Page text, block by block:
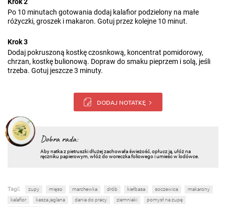
Po 10 minutach gotowania dodaj kalafior podzielony na małe
różyczki, groszek i makaron. Gotuj przez kolejne 10 minut.
Krok 3
Dodaj pokruszoną kostkę czosnkową, koncentrat pomidorowy,
chrzan, kostkę bulionową. Dopraw do smaku pieprzem i solą, jeśli
trzeba. Gotuj jeszcze 3 minuty.
DODAJ NOTATKĘ
Dobra rada:
Aby natka z pietruszki dłużej zachowała świeżość, opłucz ją, ułóż na
ręczniku papierowym, włóż do woreczka foliowego i umieśc w lodówce.
Tagi: zupy mięso marchewka drób kiełbasa soczewica
makarony
kalafior
kasza jaglana dania do pracy ziemniaki
pomysł na zupę